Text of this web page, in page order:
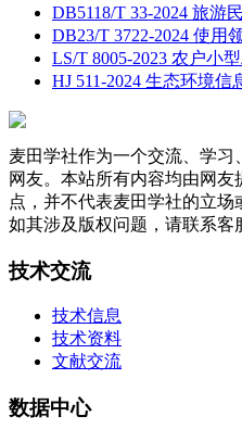
DB5118/T 33-2024 旅游
DB23/T 3722-2024 使用
LS/T 8005-2023 农户小
HJ 511-2024 生态环境
麦田学社作为一个交流、学
网友。本站所有内容均由网
点，并不代表麦田学社的立场
如其涉及版权问题，请联系客
技术交流
技术信息
技术资料
文献交流
数据中心